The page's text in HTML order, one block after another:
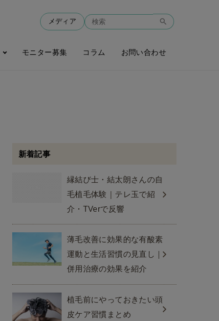
メディア
モニター募集 コラム お問い合わせ
新着記事
縁結び士・結太朗さんの自
毛植毛体験｜テレ玉で紹
介・TVerで反響
薄毛改善に効果的な有酸素
運動と生活習慣の見直し｜
併用治療の効果を紹介
植毛前にやっておきたい頭
皮ケア習慣まとめ